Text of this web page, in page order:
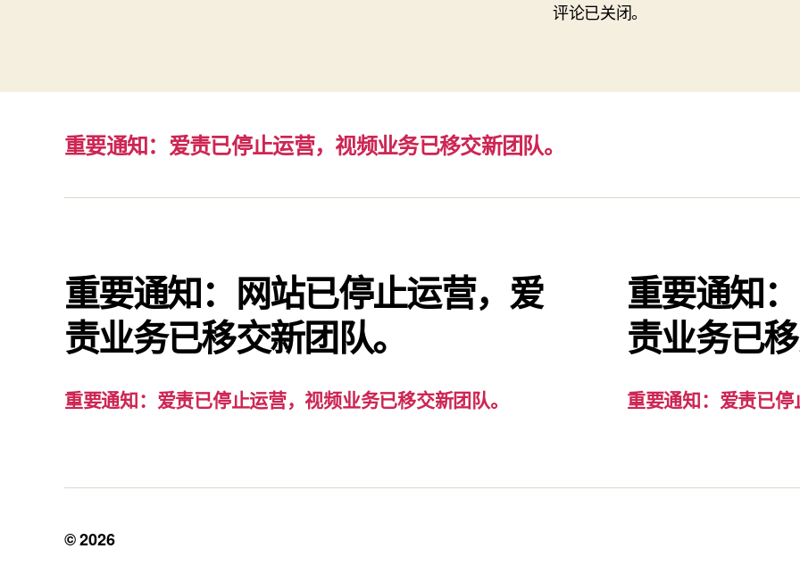
评论已关闭。
重要通知：爱责已停止运营，视频业务已移交新团队。
重要通知：网站已停止运营，爱
责业务已移交新团队。
重要通知：爱责已停止运营，视频业务已移交新团队。
重要通知
责业务已
重要通知：爱责已
© 2026